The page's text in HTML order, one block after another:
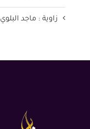
زاوية : ماجد البلوي